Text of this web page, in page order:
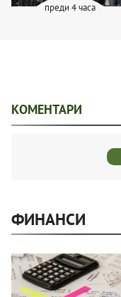
преди 4 часа
КОМЕНТАРИ
ФИНАНСИ